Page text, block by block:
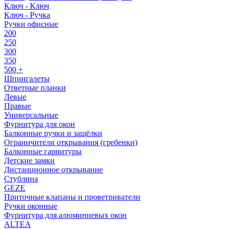
Ключ - Ключ
Ключ - Ручка
Ручки офисные
200
250
300
350
500 +
Шпингалеты
Ответные планки
Левые
Правые
Универсальные
Фурнитура для окон
Балконные ручки и защёлки
Ограничители открывания (гребенки)
Балконные гарнитуры
Детские замки
Дистанционное открывание
Стублина
GEZE
Приточные клапаны и проветриватели
Ручки оконные
Фурнитура для алюминиевых окон
ALTEA